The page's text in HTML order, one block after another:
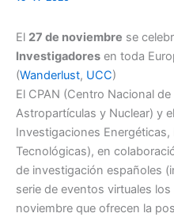
El 27 de noviembre se
Investigadores en toda
(Wanderlust, UCC)
El CPAN (Centro Nacional
Astropartículas y Nuclear) y
Investigaciones
Tecnológicas), en
de investigación españoles
serie de eventos virtuales
noviembre que ofrecen la